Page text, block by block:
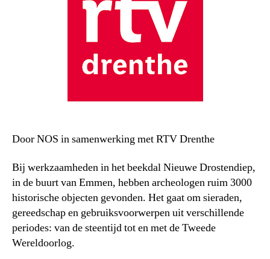
Door NOS in samenwerking met RTV Drenthe
Bij werkzaamheden in het beekdal Nieuwe Drostendiep,
in de buurt van Emmen, hebben archeologen ruim 3000
historische objecten gevonden. Het gaat om sieraden,
gereedschap en gebruiksvoorwerpen uit verschillende
periodes: van de steentijd tot en met de Tweede
Wereldoorlog.